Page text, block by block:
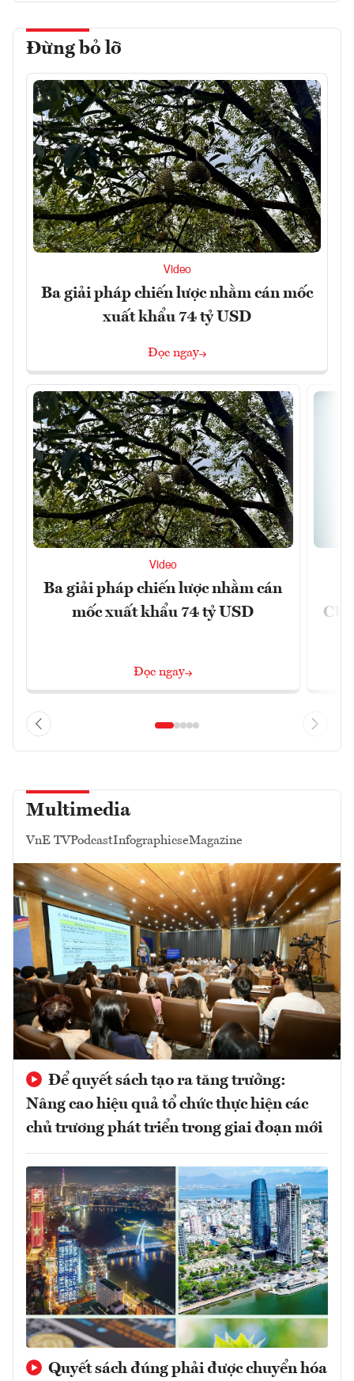
Đừng bỏ lỡ
Video
Ba giải pháp chiến lược nhằm cán mốc
xuất khẩu 74 tỷ USD
Đọc ngay
Video
Ba giải pháp chiến lược nhằm cán
mốc xuất khẩu 74 tỷ USD
Đọc ngay
Multimedia
VnE TVPodcastInfographicseMagazine
Để quyết sách tạo ra tăng trưởng:
Nâng cao hiệu quả tổ chức thực hiện các
chủ trương phát triển trong giai đoạn mới
Quyết sách đúng phải được chuyển hóa